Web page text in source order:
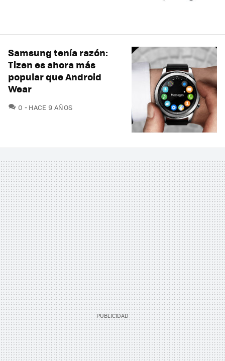
Samsung tenía razón:
Tizen es ahora más
popular que Android
Wear
0 COMENTARIOS
HACE 9 AÑOS